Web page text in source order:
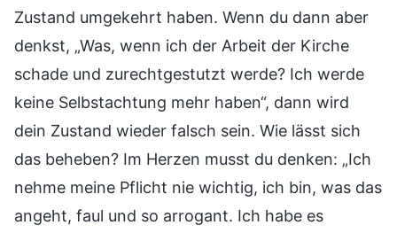
Zustand umgekehrt haben. Wenn du dann aber
denkst, „Was, wenn ich der Arbeit der Kirche
schade und zurechtgestutzt werde? Ich werde
keine Selbstachtung mehr haben“, dann wird
dein Zustand wieder falsch sein. Wie lässt sich
das beheben? Im Herzen musst du denken: „Ich
nehme meine Pflicht nie wichtig, ich bin, was das
angeht, faul und so arrogant. Ich habe es